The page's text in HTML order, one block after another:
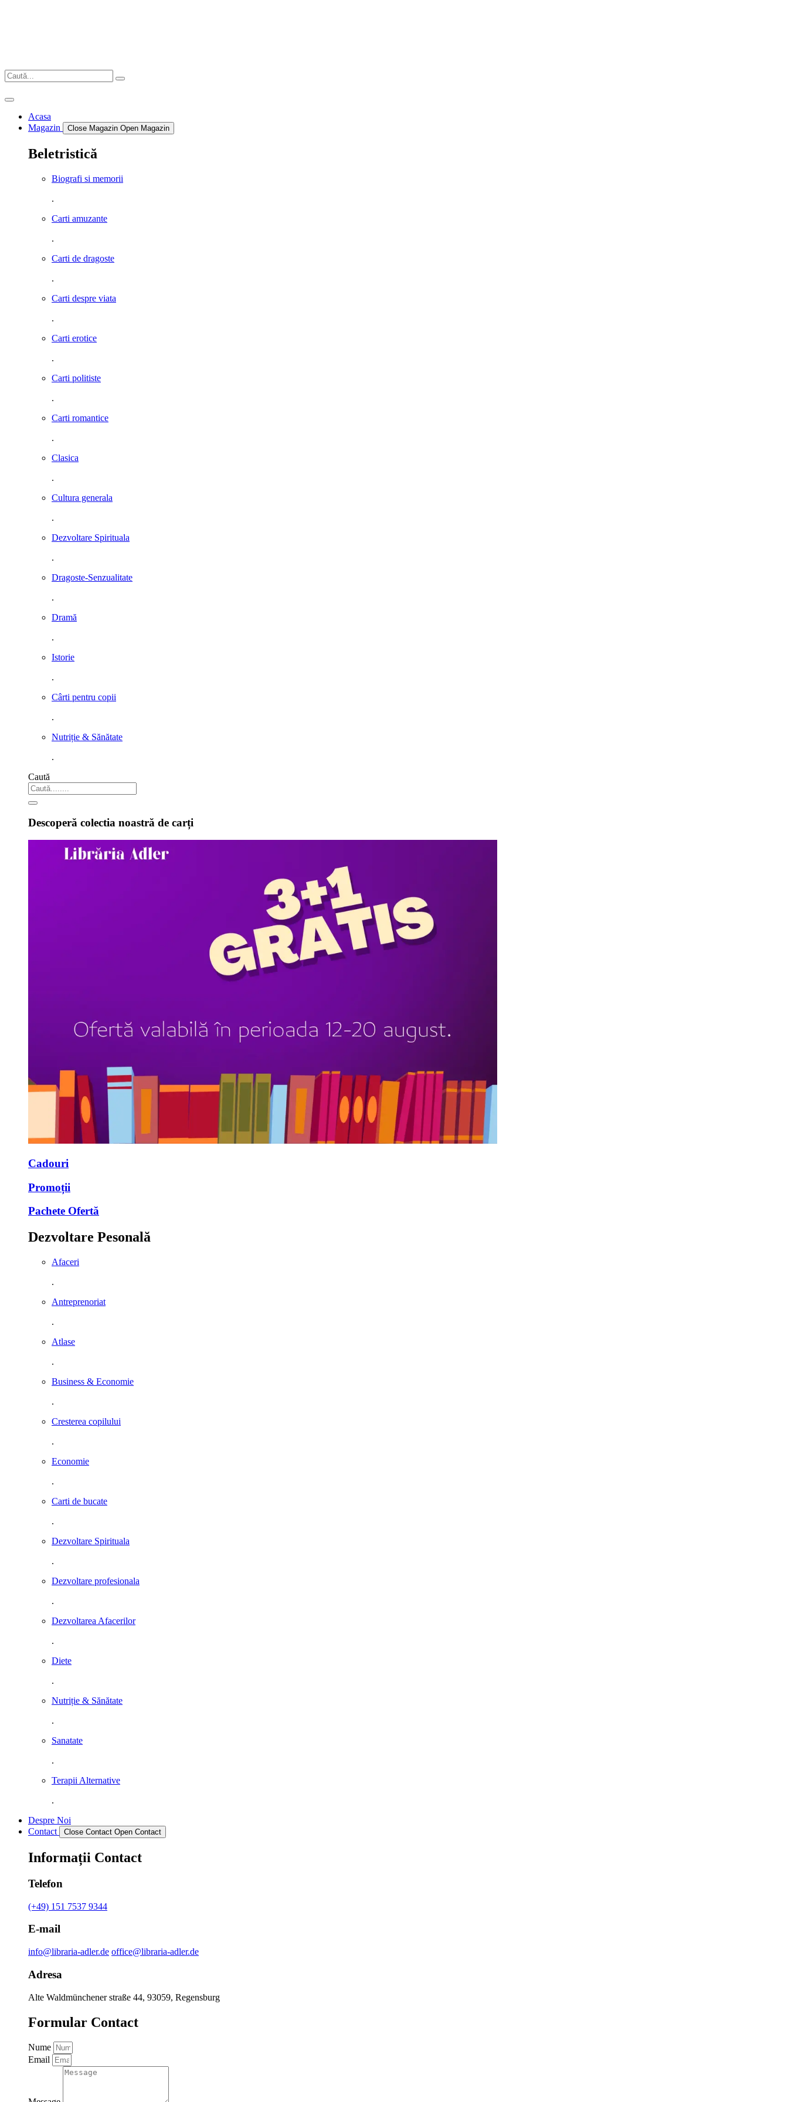
Acasa
Magazin
Close Magazin Open Magazin
Beletristică
Biografi si memorii
.
Carti amuzante
.
Carti de dragoste
.
Carti despre viata
.
Carti erotice
.
Carti politiste
.
Carti romantice
.
Clasica
.
Cultura generala
.
Dezvoltare Spirituala
.
Dragoste-Senzualitate
.
Dramă
.
Istorie
.
Cârti pentru copii
.
Nutriție & Sănătate
.
Caută
Descoperă colectia noastră de carți
Cadouri
Promoții
Pachete Ofertă
Dezvoltare Pesonală
Afaceri
.
Antreprenoriat
.
Atlase
.
Business & Economie
.
Cresterea copilului
.
Economie
.
Carti de bucate
.
Dezvoltare Spirituala
.
Dezvoltare profesionala
.
Dezvoltarea Afacerilor
.
Diete
.
Nutriție & Sănătate
.
Sanatate
.
Terapii Alternative
.
Despre Noi
Contact
Close Contact Open Contact
Informații Contact
Telefon
(+49) 151 7537 9344
E-mail
info@libraria-adler.de office@libraria-adler.de
Adresa
Alte Waldmünchener straße 44, 93059, Regensburg
Formular Contact
Nume
Email